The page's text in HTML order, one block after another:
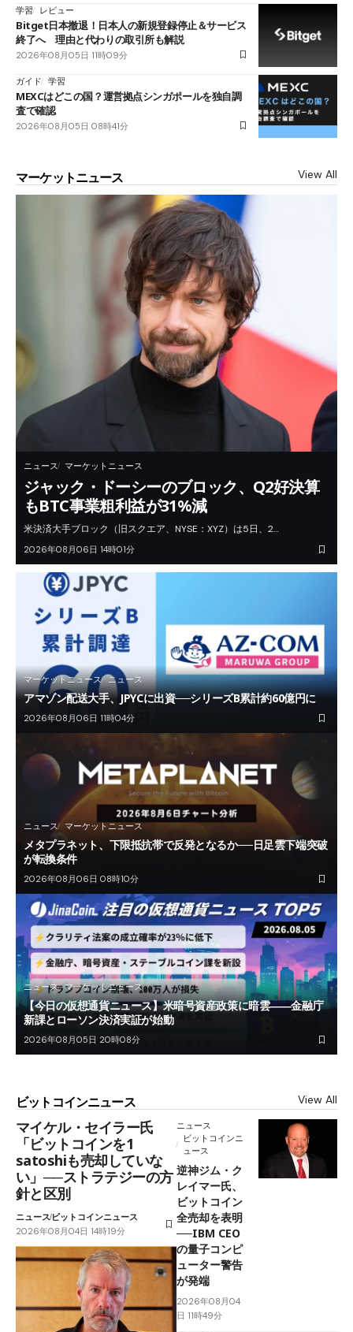
学習 レビュー
Bitget日本撤退！日本人の新規登録停止＆サービス
終了へ 理由と代わりの取引所も解説
2026年08月05日 11時09分
ガイド 学習
MEXCはどこの国？運営拠点シンガポールを独自調
査で確認
2026年08月05日 08時41分
マーケットニュース View All
ニュース マーケットニュース
ジャック・ドーシーのブロック、Q2好決算
もBTC事業粗利益が31%減
米決済大手ブロック（旧スクエア、NYSE：XYZ）は5日、2…
2026年08月06日 14時01分
マーケットニュース ニュース
アマゾン配送大手、JPYCに出資──シリーズB累計約60億円に
2026年08月06日 11時04分
ニュース マーケットニュース
メタプラネット、下限抵抗帯で反発となるか──日足雲下端突破
が転換条件
2026年08月06日 08時10分
ニュース マーケットニュース
【今日の仮想通貨ニュース】米暗号資産政策に暗雲――金融庁
新課とローソン決済実証が始動
2026年08月05日 20時08分
ビットコインニュース View All
マイケル・セイラー氏
「ビットコインを1
satoshiも売却していな
い」──ストラテジーの方
針と区別
ニュースビットコインニュース
2026年08月04日 14時19分
ニュース
ビットコインニ
ュース
逆神ジム・ク
レイマー氏、
ビットコイン
全売却を表明
──IBM CEO
の量子コンピ
ューター警告
が発端
2026年08月04
日 11時49分